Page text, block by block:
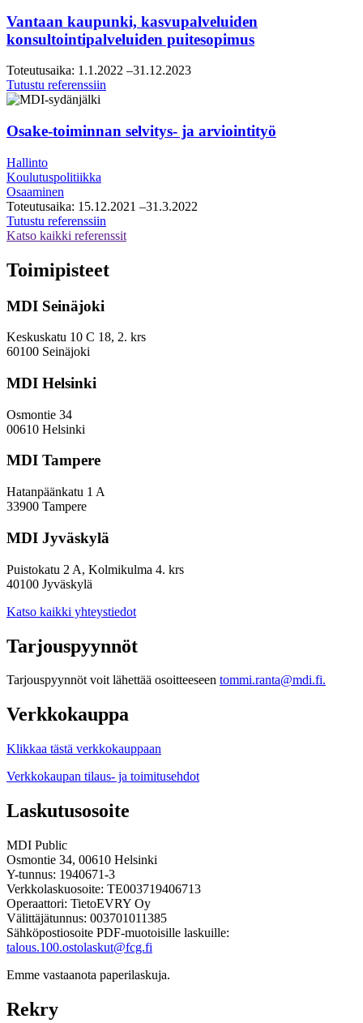
visio-
ja
tiekarttatyö
Vantaan kaupunki, kasvupalveluiden
konsultointipalveluiden puitesopimus
Toteutusaika: 1.1.2022 –31.12.2023
Tutustu referenssiin
konsultointipalveluiden
puitesopimus
Osake-toiminnan selvitys- ja arviointityö
Hallinto
Koulutuspolitiikka
Osaaminen
Toteutusaika: 15.12.2021 –31.3.2022
Tutustu referenssiin
toiminnan
ja
arviointityö
Katso kaikki referenssit
Toimipisteet
MDI Seinäjoki
Keskuskatu 10 C 18, 2. krs
60100 Seinäjoki
MDI Helsinki
Osmontie 34
00610 Helsinki
MDI Tampere
Hatanpäänkatu 1 A
33900 Tampere
MDI Jyväskylä
Puistokatu 2 A, Kolmikulma 4. krs
40100 Jyväskylä
Katso kaikki yhteystiedot
Tarjouspyynnöt
Tarjouspyynnöt voit lähettää osoitteeseen tommi.ranta@mdi.fi.
Verkkokauppa
Klikkaa tästä verkkokauppaan
Verkkokaupan tilaus- ja toimitusehdot
Laskutusosoite
MDI Public
Osmontie 34, 00610 Helsinki
Y-tunnus: 1940671-3
Verkkolaskuosoite: TE003719406713
Operaattori: TietoEVRY Oy
Välittäjätunnus: 003701011385
Sähköpostiosoite PDF-muotoisille laskuille:
talous.100.ostolaskut@fcg.fi
Emme vastaanota paperilaskuja.
Rekry